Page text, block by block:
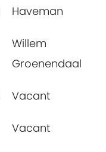
Haveman
Willem
Groenendaal
Vacant
Vacant